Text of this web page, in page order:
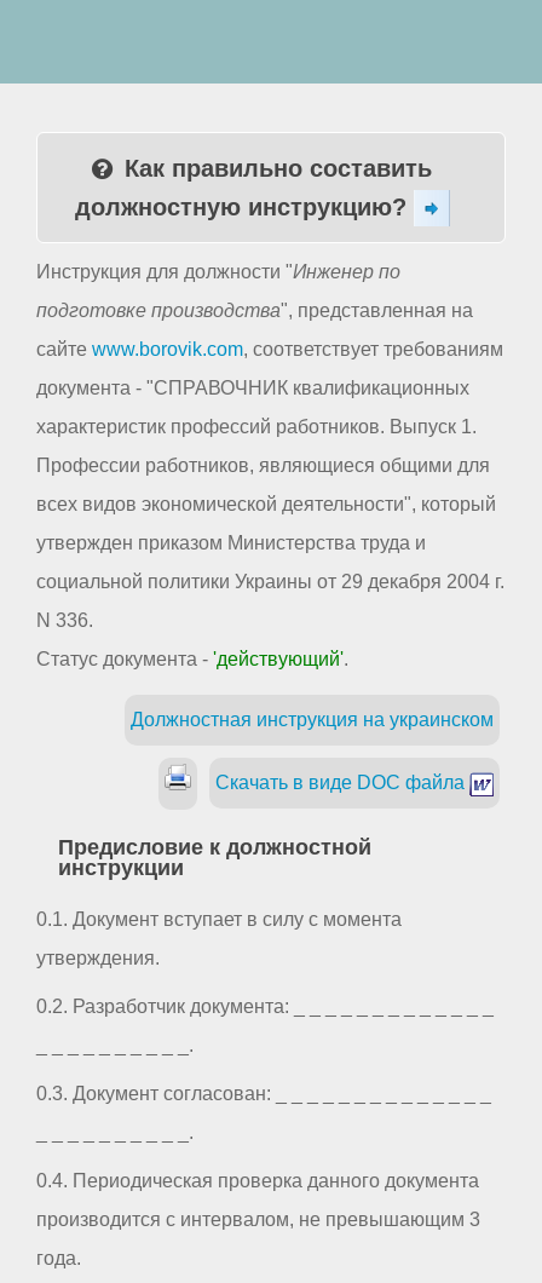
Как правильно составить
должностную инструкцию?
Инструкция для должности "Инженер по
подготовке производства", представленная на
сайте www.borovik.com, соответствует требованиям
документа - "СПРАВОЧНИК квалификационных
характеристик профессий работников. Выпуск 1.
Профессии работников, являющиеся общими для
всех видов экономической деятельности", который
утвержден приказом Министерства труда и
социальной политики Украины от 29 декабря 2004 г.
N 336.
Статус документа - 'действующий'.
Должностная инструкция на украинском
Скачать в виде DOC файла
Предисловие к должностной
инструкции
0.1. Документ вступает в силу с момента
утверждения.
0.2. Разработчик документа: _ _ _ _ _ _ _ _ _ _ _ _ _
_ _ _ _ _ _ _ _ _ _.
0.3. Документ согласован: _ _ _ _ _ _ _ _ _ _ _ _ _ _
_ _ _ _ _ _ _ _ _ _.
0.4. Периодическая проверка данного документа
производится с интервалом, не превышающим 3
года.